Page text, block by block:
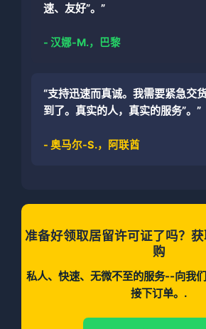
速、友好”。”
- 汉娜-M.，巴黎
“支持迅速而真诚。我需要紧急交
到了。真实的人，真实的服务”。”
- 奥马尔-S.，阿联酋
准备好领取居留许可证了吗？
购
私人、快速、无微不至的服务--向我
接下订单。.